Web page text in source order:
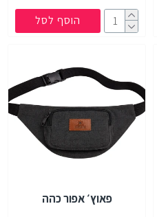
הוסף לסל
פאוץ׳ אפור כהה